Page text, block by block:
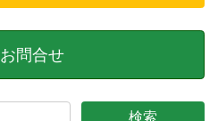
お問合せ